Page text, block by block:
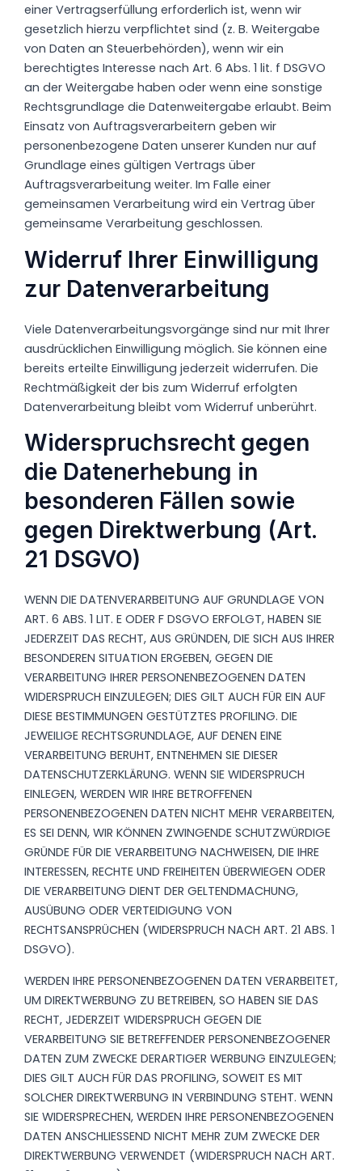
einer Vertragserfüllung erforderlich ist, wenn wir
gesetzlich hierzu verpflichtet sind (z. B. Weitergabe
von Daten an Steuerbehörden), wenn wir ein
berechtigtes Interesse nach Art. 6 Abs. 1 lit. f DSGVO
an der Weitergabe haben oder wenn eine sonstige
Rechtsgrundlage die Datenweitergabe erlaubt. Beim
Einsatz von Auftragsverarbeitern geben wir
personenbezogene Daten unserer Kunden nur auf
Grundlage eines gültigen Vertrags über
Auftragsverarbeitung weiter. Im Falle einer
gemeinsamen Verarbeitung wird ein Vertrag über
gemeinsame Verarbeitung geschlossen.
Widerruf Ihrer Einwilligung
zur Datenverarbeitung
Viele Datenverarbeitungsvorgänge sind nur mit Ihrer
ausdrücklichen Einwilligung möglich. Sie können eine
bereits erteilte Einwilligung jederzeit widerrufen. Die
Rechtmäßigkeit der bis zum Widerruf erfolgten
Datenverarbeitung bleibt vom Widerruf unberührt.
Widerspruchsrecht gegen
die Datenerhebung in
besonderen Fällen sowie
gegen Direktwerbung (Art.
21 DSGVO)
WENN DIE DATENVERARBEITUNG AUF GRUNDLAGE VON
ART. 6 ABS. 1 LIT. E ODER F DSGVO ERFOLGT, HABEN SIE
JEDERZEIT DAS RECHT, AUS GRÜNDEN, DIE SICH AUS IHRER
BESONDEREN SITUATION ERGEBEN, GEGEN DIE
VERARBEITUNG IHRER PERSONENBEZOGENEN DATEN
WIDERSPRUCH EINZULEGEN; DIES GILT AUCH FÜR EIN AUF
DIESE BESTIMMUNGEN GESTÜTZTES PROFILING. DIE
JEWEILIGE RECHTSGRUNDLAGE, AUF DENEN EINE
VERARBEITUNG BERUHT, ENTNEHMEN SIE DIESER
DATENSCHUTZERKLÄRUNG. WENN SIE WIDERSPRUCH
EINLEGEN, WERDEN WIR IHRE BETROFFENEN
PERSONENBEZOGENEN DATEN NICHT MEHR VERARBEITEN,
ES SEI DENN, WIR KÖNNEN ZWINGENDE SCHUTZWÜRDIGE
GRÜNDE FÜR DIE VERARBEITUNG NACHWEISEN, DIE IHRE
INTERESSEN, RECHTE UND FREIHEITEN ÜBERWIEGEN ODER
DIE VERARBEITUNG DIENT DER GELTENDMACHUNG,
AUSÜBUNG ODER VERTEIDIGUNG VON
RECHTSANSPRÜCHEN (WIDERSPRUCH NACH ART. 21 ABS. 1
DSGVO).
WERDEN IHRE PERSONENBEZOGENEN DATEN VERARBEITET,
UM DIREKTWERBUNG ZU BETREIBEN, SO HABEN SIE DAS
RECHT, JEDERZEIT WIDERSPRUCH GEGEN DIE
VERARBEITUNG SIE BETREFFENDER PERSONENBEZOGENER
DATEN ZUM ZWECKE DERARTIGER WERBUNG EINZULEGEN;
DIES GILT AUCH FÜR DAS PROFILING, SOWEIT ES MIT
SOLCHER DIREKTWERBUNG IN VERBINDUNG STEHT. WENN
SIE WIDERSPRECHEN, WERDEN IHRE PERSONENBEZOGENEN
DATEN ANSCHLIESSEND NICHT MEHR ZUM ZWECKE DER
DIREKTWERBUNG VERWENDET (WIDERSPRUCH NACH ART.